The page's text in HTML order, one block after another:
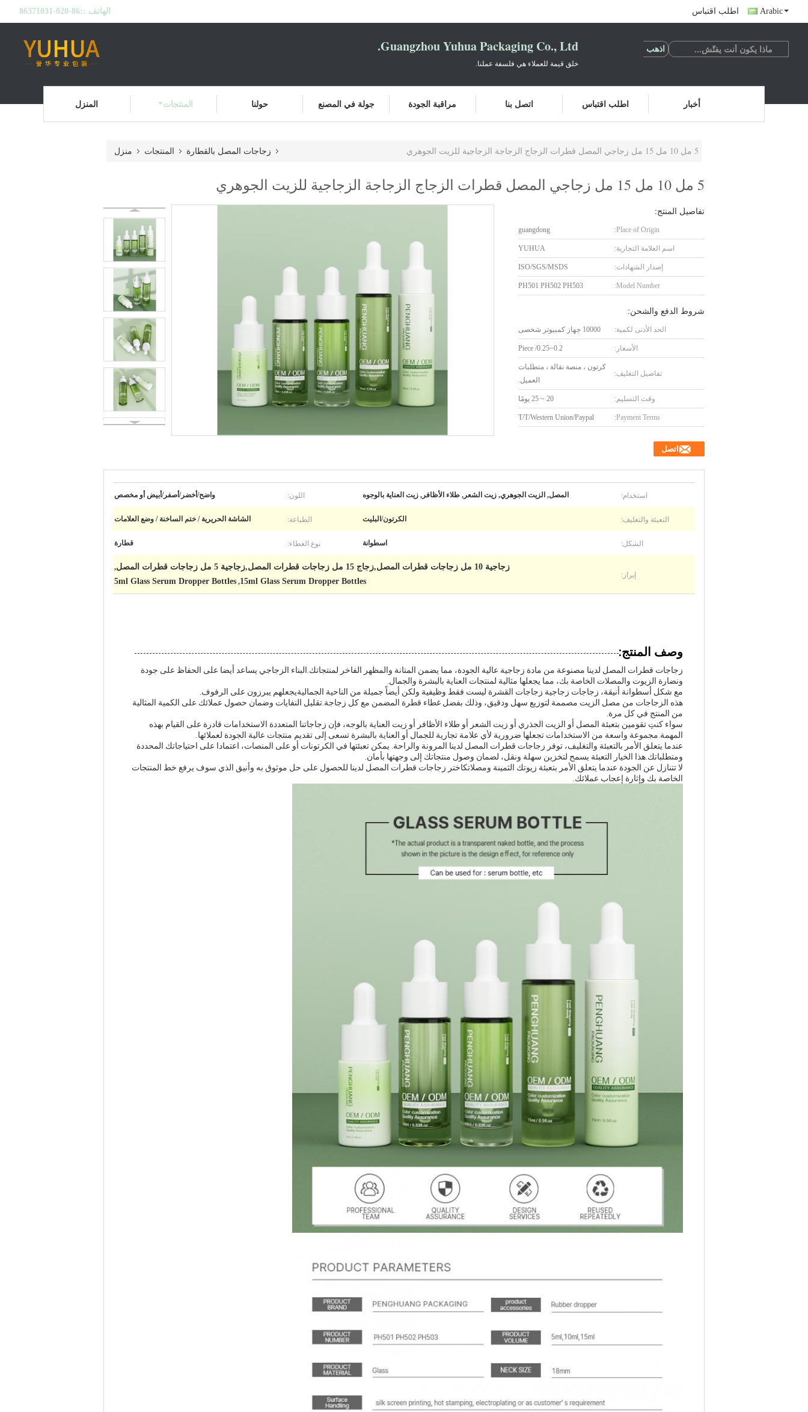
الهاتف ::86-020-86371031 اطلب اقتباس Arabic
Guangzhou Yuhua Packaging Co., Ltd.
خلق قيمة للعملاء هي فلسفة عملنا.
المنزل المنتجات حولنا جولة في المصنع مراقبة الجودة اتصل بنا اطلب اقتباس أخبار
منزل المنتجات زجاجات المصل بالقطارة 5 مل 10 مل 15 مل زجاجي المصل قطرات الزجاج الزجاجة الزجاجية للزيت الجوهري
5 مل 10 مل 15 مل زجاجي المصل قطرات الزجاج الزجاجة الزجاجية للزيت الجوهري
تفاصيل المنتج:
Place of Origin:
guangdong
اسم العلامة التجارية: YUHUA
إصدار الشهادات: ISO/SGS/MSDS
Model Number:
PH501 PH502 PH503
شروط الدفع والشحن:
الحد الأدنى لكمية: 10000 جهاز كمبيوتر شخصى
الأسعار: 0.2~0.25/ Piece
تفاصيل التغليف:
كرتون ، منصة نقالة ، متطلبات
العميل.
وقت التسليم: 20 ~ 25 يومًا
Payment Terms:
T/T/Western Union/Paypal
اتصل
استخدام: المصل, الزيت الجوهري, زيت الشعر, طلاء الأظافر, زيت العناية بالوجوه اللون: واضح/أخضر/أصفر/أبيض أو مخصص
التعبئة والتغليف: الكرتون/البليت الطباعة: الشاشة الحريرية / ختم الساخنة / وضع العلامات
الشكل: اسطوانة نوع الغطاء: قطارة
إبراز:
زجاجية 10 مل زجاجات قطرات المصل,زجاج 15 مل زجاجات قطرات المصل,زجاجية 5 مل زجاجات قطرات المصل ,
15ml Glass Serum Dropper Bottles
,
5ml Glass Serum Dropper Bottles
وصف المنتج:
زجاجات قطرات المصل لدينا مصنوعة من مادة زجاجية عالية الجودة، مما يضمن المتانة والمظهر الفاخر لمنتجاتك.البناء الزجاجي يساعد أيضا على الحفاظ على جودة
ونضارة الزيوت والمصلات الخاصة بك، مما يجعلها مثالية لمنتجات العناية بالبشرة والجمال.
مع شكل أسطوانة أنيقة، زجاجات زجاجية زجاجات القشرة ليست فقط وظيفية ولكن أيضاً جميلة من الناحية الجماليةيجعلهم يبرزون على الرفوف.
هذه الزجاجات من مصل الزيت مصممة لتوزيع سهل ودقيق، وذلك بفضل غطاء قطرة المضمن مع كل زجاجة.تقليل النفايات وضمان حصول عملائك على الكمية المثالية
من المنتج في كل مرة.
سواء كنتِ تقومين بتعبئة المصل أو الزيت الجذري أو زيت الشعر أو طلاء الأظافر أو زيت العناية بالوجه، فإن زجاجاتنا المتعددة الاستخدامات قادرة على القيام بهذه
المهمة.مجموعة واسعة من الاستخدامات تجعلها ضرورية لأي علامة تجارية للجمال أو العناية بالبشرة تسعى إلى تقديم منتجات عالية الجودة لعملائها.
عندما يتعلق الأمر بالتعبئة والتغليف، توفر زجاجات قطرات المصل لدينا المرونة والراحة. يمكن تعبئتها في الكرتونات أو على المنصات، اعتمادا على احتياجاتك المحددة
ومتطلباتك.هذا الخيار التعبئة يسمح لتخزين سهلة ونقل، لضمان وصول منتجاتك إلى وجهتها بأمان.
لا تتنازل عن الجودة عندما يتعلق الأمر بتعبئة زيوتك الثمينة ومصلاتكاختر زجاجات قطرات المصل لدينا للحصول على حل موثوق به وأنيق الذي سوف يرفع خط المنتجات
الخاصة بك وإثارة إعجاب عملائك.